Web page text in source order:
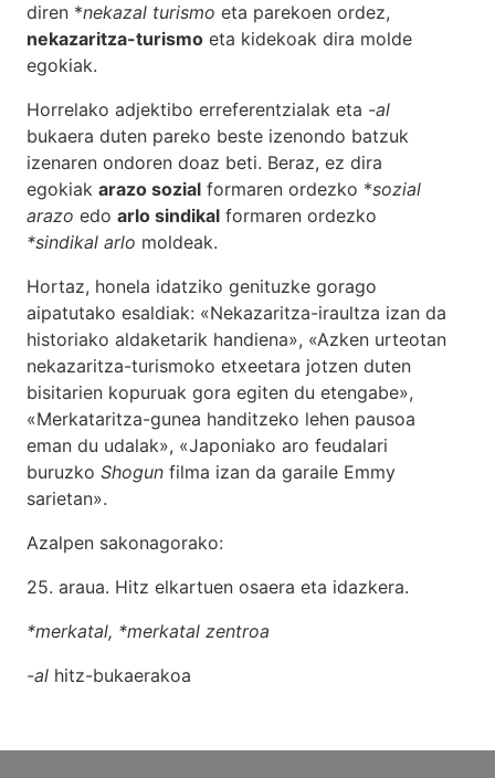
diren *nekazal turismo eta parekoen ordez,
nekazaritza-turismo eta kidekoak dira molde
egokiak.
Horrelako adjektibo erreferentzialak eta -al
bukaera duten pareko beste izenondo batzuk
izenaren ondoren doaz beti. Beraz, ez dira
egokiak arazo sozial formaren ordezko *sozial
arazo edo arlo sindikal formaren ordezko
*sindikal arlo moldeak.
Hortaz, honela idatziko genituzke gorago
aipatutako esaldiak: «Nekazaritza-iraultza izan da
historiako aldaketarik handiena», «Azken urteotan
nekazaritza-turismoko etxeetara jotzen duten
bisitarien kopuruak gora egiten du etengabe»,
«Merkataritza-gunea handitzeko lehen pausoa
eman du udalak», «Japoniako aro feudalari
buruzko Shogun filma izan da garaile Emmy
sarietan».
Azalpen sakonagorako:
25. araua. Hitz elkartuen osaera eta idazkera.
*merkatal, *merkatal zentroa
-al hitz-bukaerakoa